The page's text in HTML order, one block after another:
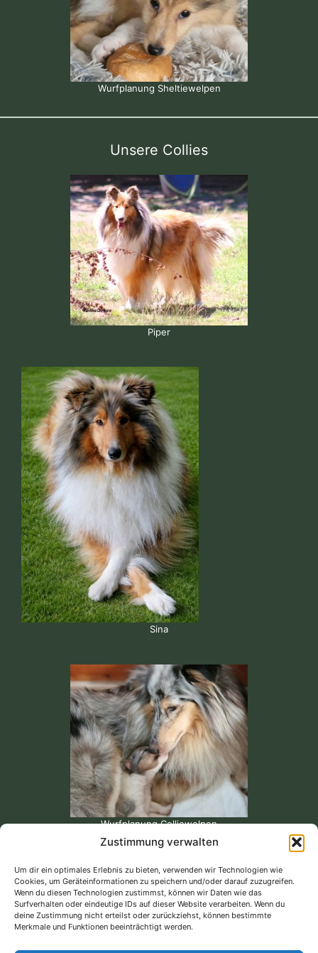
Zustimmung verwalten
Um dir ein optimales Erlebnis zu bieten, verwenden wir Technologien wie
Cookies, um Geräteinformationen zu speichern und/oder darauf zuzugreifen.
Wenn du diesen Technologien zustimmst, können wir Daten wie das
Surfverhalten oder eindeutige IDs auf dieser Website verarbeiten. Wenn du
deine Zustimmung nicht erteilst oder zurückziehst, können bestimmte
Merkmale und Funktionen beeinträchtigt werden.
Wurfplanung Sheltiewelpen
Unsere Collies
Piper
Sina
Wurfplanung Colliewelpen
Unsere Bewertungen bei Google...